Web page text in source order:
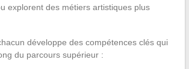
explorent des métiers artistiques plus
développe des compétences clés qui
du parcours supérieur :